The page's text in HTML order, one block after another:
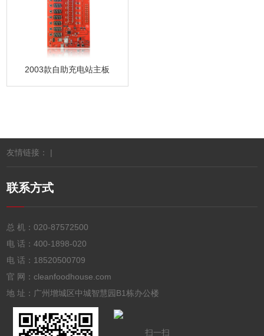
2003款自助充电站主板
友情链接： |
联系方式
总 机：020-87572500
电 话：400-1898-020
电 话： 18520500709
官 网：cleanfoodhouse.com
地 址：广州增城区中城智慧园B1栋办公楼
扫一扫